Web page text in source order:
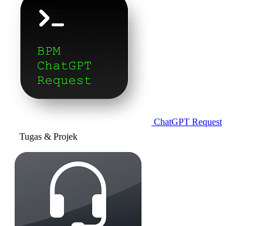
ChatGPT Request
Tugas & Projek